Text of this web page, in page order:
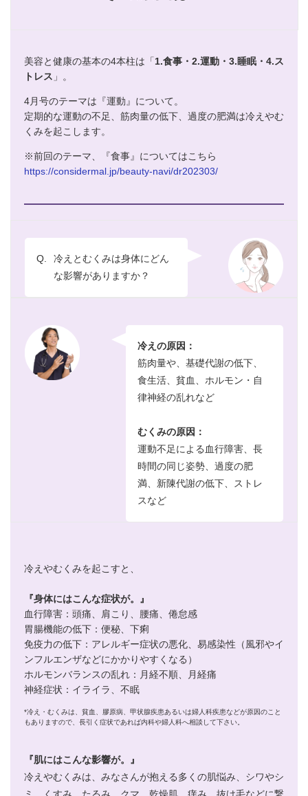
美容と健康の基本の4本柱は「1.食事・2.運動・3.睡眠・4.ス
トレス 」。
4月号のテーマは『運動』について。
定期的な運動の不足、筋肉量の低下、過度の肥満は冷えやむ
くみを起こします。
※前回のテーマ、『食事』についてはこちら
https://considermal.jp/beauty-navi/dr202303/
Q.
冷えとむくみは身体にどん
な影響がありますか？
冷えの原因：
筋肉量や、基礎代謝の低下、
食生活、貧血、ホルモン・自
律神経の乱れなど
むくみの原因：
運動不足による血行障害、長
時間の同じ姿勢、過度の肥
満、新陳代謝の低下、ストレ
スなど
冷えやむくみを起こすと、
『身体にはこんな症状が。』
血行障害：頭痛、肩こり、腰痛、倦怠感
胃腸機能の低下：便秘、下痢
免疫力の低下：アレルギー症状の悪化、易感染性（風邪やイ
ンフルエンザなどにかかりやすくなる）
ホルモンバランスの乱れ：月経不順、月経痛
神経症状：イライラ、不眠
*冷え・むくみは、貧血、膠原病、甲状腺疾患あるいは婦人科疾患などが原因のこと
もありますので、長引く症状であれば内科や婦人科へ相談して下さい。
『肌にはこんな影響が。』
冷えやむくみは、みなさんが抱える多くの肌悩み、シワやシ
ミ、くすみ、たるみ、クマ、乾燥肌、痒み、抜け毛などに繋